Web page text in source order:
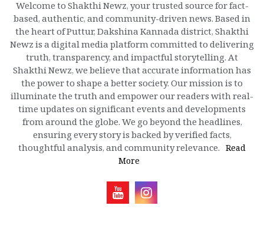
Welcome to Shakthi Newz, your trusted source for fact-
based, authentic, and community-driven news. Based in
the heart of Puttur, Dakshina Kannada district, Shakthi
Newz is a digital media platform committed to delivering
truth, transparency, and impactful storytelling. At
Shakthi Newz, we believe that accurate information has
the power to shape a better society. Our mission is to
illuminate the truth and empower our readers with real-
time updates on significant events and developments
from around the globe. We go beyond the headlines,
ensuring every story is backed by verified facts,
thoughtful analysis, and community relevance. Read
More